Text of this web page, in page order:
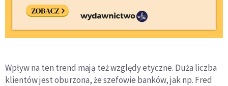
Wpływ na ten trend mają też względy etyczne. Duża liczba
klientów jest oburzona, że szefowie banków, jak np. Fred